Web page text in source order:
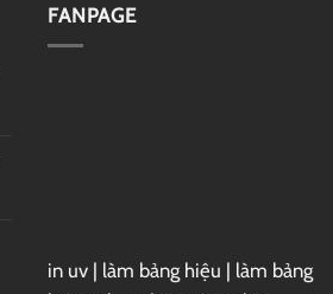
FANPAGE
in uv | làm bảng hiệu | làm bảng